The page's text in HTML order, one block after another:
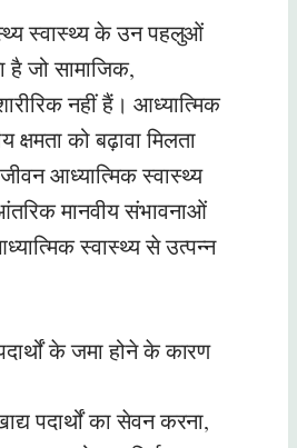
स्वास्थ्य के उन पहलुओं
है जो सामाजिक,
नहीं हैं। आध्यात्मिक
क्षमता को बढ़ावा मिलता
आध्यात्मिक स्वास्थ्य
मानवीय संभावनाओं
स्वास्थ्य से उत्पन्न
के जमा होने के कारण
पदार्थों का सेवन करना,